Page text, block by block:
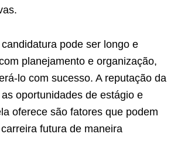
pode ser longo e
planejamento e organização,
lo com sucesso. A reputação da
oportunidades de estágio e
oferece são fatores que podem
futura de maneira